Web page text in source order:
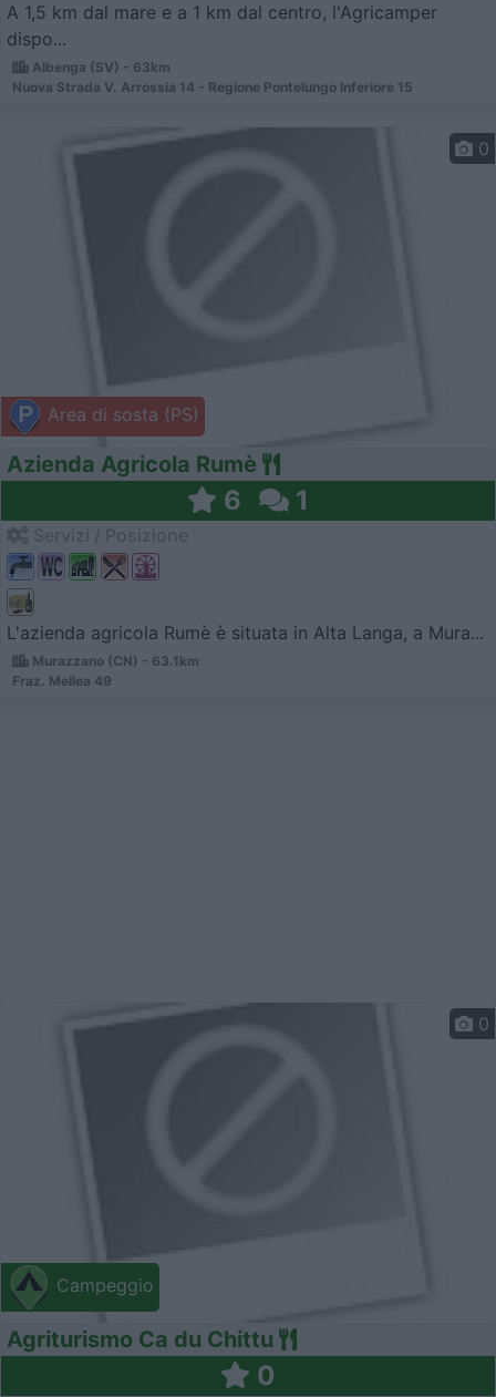
A 1,5 km dal mare e a 1 km dal centro, l'Agricamper
dispo...
Albenga (SV) - 63km
Nuova Strada V. Arrossia 14 - Regione Pontelungo Inferiore 15
Area di sosta (PS)
0
Azienda Agricola Rumè
6 1
L'azienda agricola Rumè è situata in Alta Langa, a Mura...
Murazzano (CN) - 63.1km
Fraz. Mellea 49
Campeggio
0
Agriturismo Ca du Chittu
0